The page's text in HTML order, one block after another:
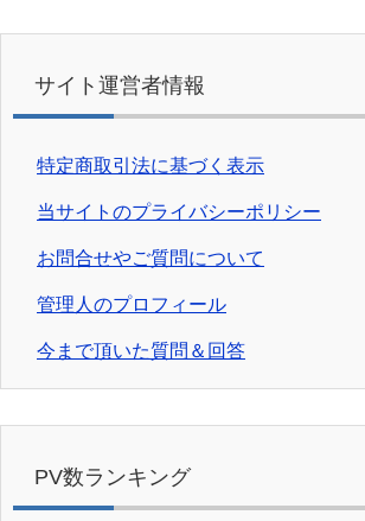
サイト運営者情報
特定商取引法に基づく表示
当サイトのプライバシーポリシー
お問合せやご質問について
管理人のプロフィール
今まで頂いた質問＆回答
PV数ランキング